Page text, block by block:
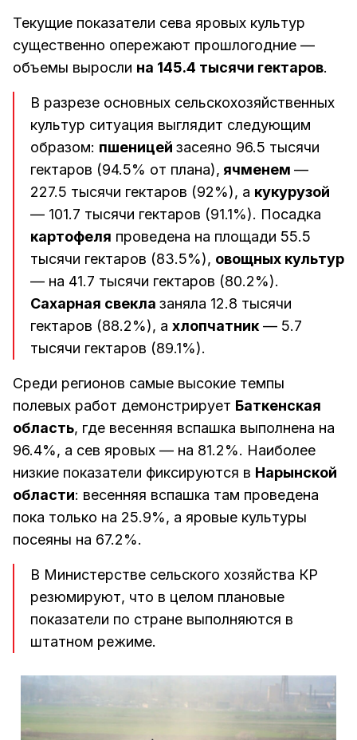
Текущие показатели сева яровых культур
существенно опережают прошлогодние —
объемы выросли на 145.4 тысячи гектаров.
В разрезе основных сельскохозяйственных
культур ситуация выглядит следующим
образом: пшеницей засеяно 96.5 тысячи
гектаров (94.5% от плана), ячменем —
227.5 тысячи гектаров (92%), а кукурузой
— 101.7 тысячи гектаров (91.1%). Посадка
картофеля проведена на площади 55.5
тысячи гектаров (83.5%), овощных культур
— на 41.7 тысячи гектаров (80.2%).
Сахарная свекла заняла 12.8 тысячи
гектаров (88.2%), а хлопчатник — 5.7
тысячи гектаров (89.1%).
Среди регионов самые высокие темпы
полевых работ демонстрирует Баткенская
область, где весенняя вспашка выполнена на
96.4%, а сев яровых — на 81.2%. Наиболее
низкие показатели фиксируются в Нарынской
области: весенняя вспашка там проведена
пока только на 25.9%, а яровые культуры
посеяны на 67.2%.
В Министерстве сельского хозяйства КР
резюмируют, что в целом плановые
показатели по стране выполняются в
штатном режиме.